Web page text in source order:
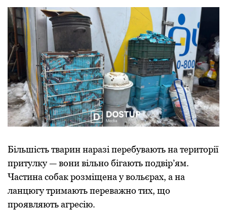
Більшість тварин наразі перебувають на території
притулку — вони вільно бігають подвір’ям.
Частина собак розміщена у вольєрах, а на
ланцюгу тримають переважно тих, що
проявляють агресію.